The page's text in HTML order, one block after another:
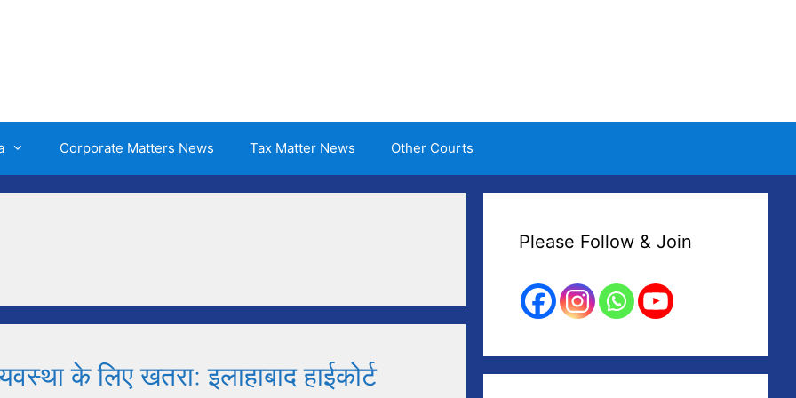
Corporate Matters News Tax Matter News Other Courts
के लिए खतरा: इलाहाबाद हाईकोर्ट
Please Follow & Join